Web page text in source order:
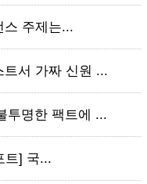
스 주제는...
트서 가짜 신원 ...
투명한 팩트에 ...
트] 국...